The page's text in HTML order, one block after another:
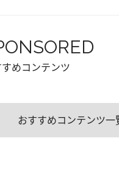
めコンテンツ
おすすめコンテンツ一